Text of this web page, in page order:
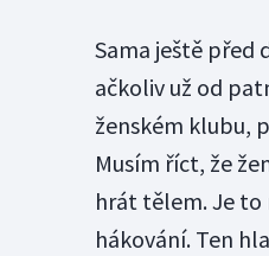
Sama ještě před
ačkoliv už od
ženském klubu,
Musím říct, že
hrát tělem. Je to
hákování. Ten